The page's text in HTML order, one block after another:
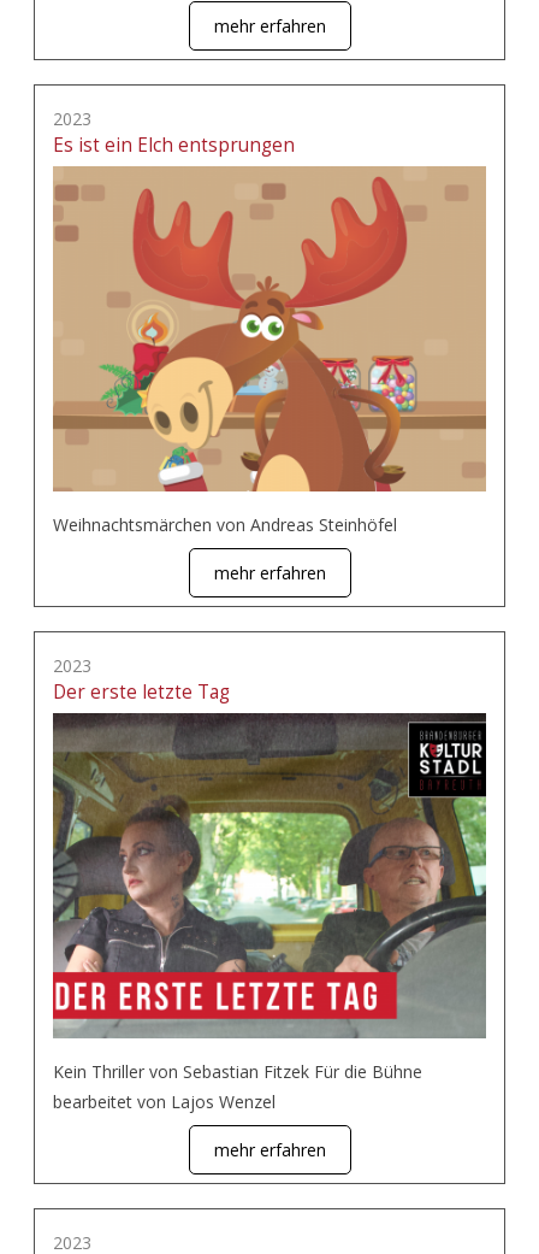
mehr erfahren
2023
Es ist ein Elch entsprungen
Weihnachtsmärchen von Andreas Steinhöfel
mehr erfahren
2023
Der erste letzte Tag
Kein Thriller von Sebastian Fitzek Für die Bühne
bearbeitet von Lajos Wenzel
mehr erfahren
2023